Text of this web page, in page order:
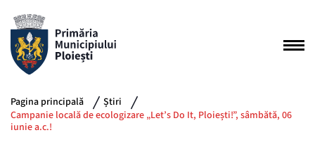
Pagina principală
Știri
Campanie locală de ecologizare „Let’s Do It, Ploiești!”, sâmbătă, 06
iunie a.c.!